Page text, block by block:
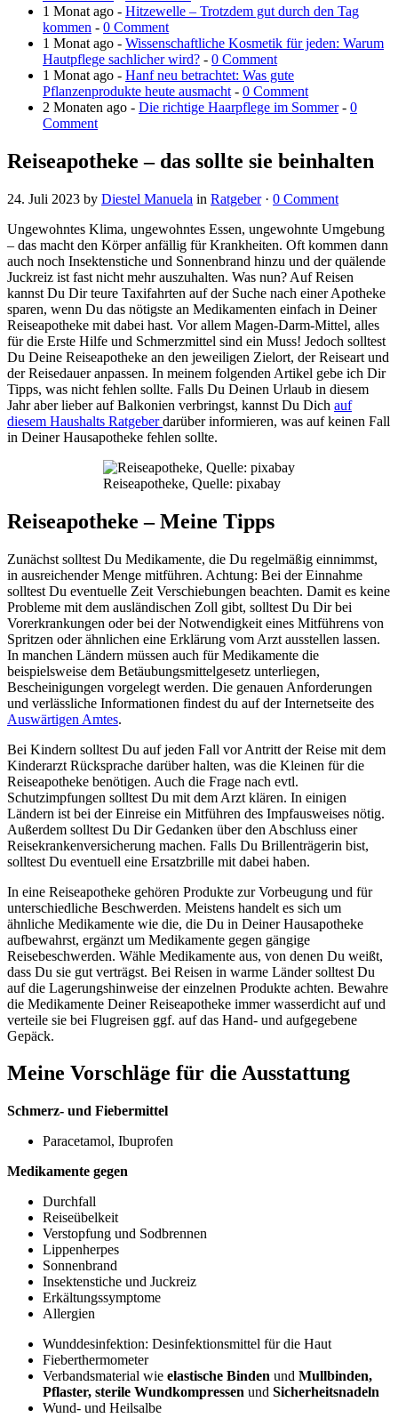
1 Monat ago - Hitzewelle – Trotzdem gut durch den Tag
kommen - 0 Comment
1 Monat ago - Wissenschaftliche Kosmetik für jeden: Warum
Hautpflege sachlicher wird? - 0 Comment
1 Monat ago - Hanf neu betrachtet: Was gute
Pflanzenprodukte heute ausmacht - 0 Comment
2 Monaten ago - Die richtige Haarpflege im Sommer- 0
Comment
Reiseapotheke – das sollte sie beinhalten
24. Juli 2023 by Diestel Manuela in Ratgeber · 0 Comment
Ungewohntes Klima, ungewohntes Essen, ungewohnte Umgebung
– das macht den Körper anfällig für Krankheiten. Oft kommen dann
auch noch Insektenstiche und Sonnenbrand hinzu und der quälende
Juckreiz ist fast nicht mehr auszuhalten. Was nun? Auf Reisen
kannst Du Dir teure Taxifahrten auf der Suche nach einer Apotheke
sparen, wenn Du das nötigste an Medikamenten einfach in Deiner
Reiseapotheke mit dabei hast. Vor allem Magen-Darm-Mittel, alles
für die Erste Hilfe und Schmerzmittel sind ein Muss! Jedoch solltest
Du Deine Reiseapotheke an den jeweiligen Zielort, der Reiseart und
der Reisedauer anpassen. In meinem folgenden Artikel gebe ich Dir
Tipps, was nicht fehlen sollte. Falls Du Deinen Urlaub in diesem
Jahr aber lieber auf Balkonien verbringst, kannst Du Dich auf
diesem Haushalts Ratgeberdarüber informieren, was auf keinen Fall
in Deiner Hausapotheke fehlen sollte.
Reiseapotheke, Quelle: pixabay
Reiseapotheke – Meine Tipps
Zunächst solltest Du Medikamente, die Du regelmäßig einnimmst,
in ausreichender Menge mitführen. Achtung: Bei der Einnahme
solltest Du eventuelle Zeit Verschiebungen beachten. Damit es keine
Probleme mit dem ausländischen Zoll gibt, solltest Du Dir bei
Vorerkrankungen oder bei der Notwendigkeit eines Mitführens von
Spritzen oder ähnlichen eine Erklärung vom Arzt ausstellen lassen.
In manchen Ländern müssen auch für Medikamente die
beispielsweise dem Betäubungsmittelgesetz unterliegen,
Bescheinigungen vorgelegt werden. Die genauen Anforderungen
und verlässliche Informationen findest du auf der Internetseite des
Auswärtigen Amtes.
Bei Kindern solltest Du auf jeden Fall vor Antritt der Reise mit dem
Kinderarzt Rücksprache darüber halten, was die Kleinen für die
Reiseapotheke benötigen. Auch die Frage nach evtl.
Schutzimpfungen solltest Du mit dem Arzt klären. In einigen
Ländern ist bei der Einreise ein Mitführen des Impfausweises nötig.
Außerdem solltest Du Dir Gedanken über den Abschluss einer
Reisekrankenversicherung machen. Falls Du Brillenträgerin bist,
solltest Du eventuell eine Ersatzbrille mit dabei haben.
In eine Reiseapotheke gehören Produkte zur Vorbeugung und für
unterschiedliche Beschwerden. Meistens handelt es sich um
ähnliche Medikamente wie die, die Du in Deiner Hausapotheke
aufbewahrst, ergänzt um Medikamente gegen gängige
Reisebeschwerden. Wähle Medikamente aus, von denen Du weißt,
dass Du sie gut verträgst. Bei Reisen in warme Länder solltest Du
auf die Lagerungshinweise der einzelnen Produkte achten. Bewahre
die Medikamente Deiner Reiseapotheke immer wasserdicht auf und
verteile sie bei Flugreisen ggf. auf das Hand- und aufgegebene
Gepäck.
Meine Vorschläge für die Ausstattung
Schmerz- und Fiebermittel
Paracetamol, Ibuprofen
Medikamente gegen
Durchfall
Reiseübelkeit
Verstopfung und Sodbrennen
Lippenherpes
Sonnenbrand
Insektenstiche und Juckreiz
Erkältungssymptome
Allergien
Wunddesinfektion: Desinfektionsmittel für die Haut
Fieberthermometer
Verbandsmaterial wie elastische Binden und Mullbinden,
Pflaster, sterile Wundkompressen und Sicherheitsnadeln
Wund- und Heilsalbe